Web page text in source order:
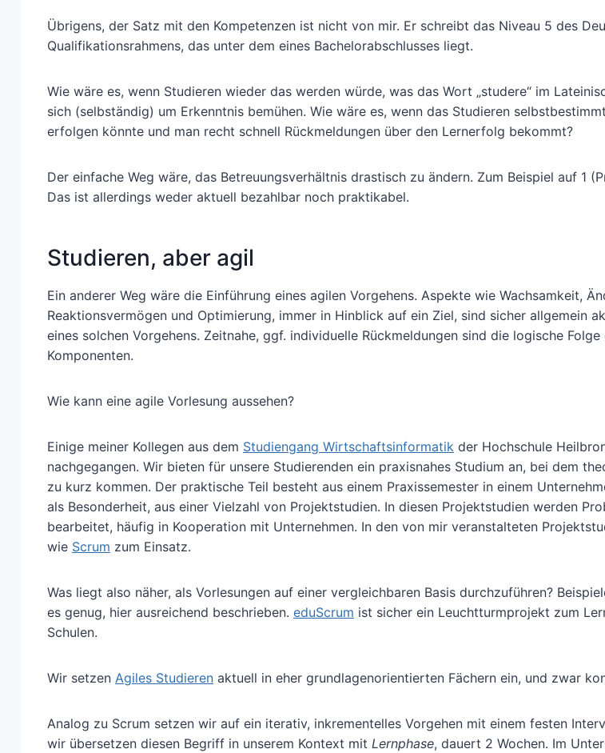
Übrigens, der Satz mit den Kompetenzen ist nicht von mir. Er schreibt das Niveau 5 des
Qualifikationsrahmens, das unter dem eines Bachelorabschlusses liegt.
Wie wäre es, wenn Studieren wieder das werden würde, was das Wort „studere“ im
sich (selbständig) um Erkenntnis bemühen. Wie wäre es, wenn das Studieren
erfolgen könnte und man recht schnell Rückmeldungen über den Lernerfolg bekommt?
Der einfache Weg wäre, das Betreuungsverhältnis drastisch zu ändern. Zum Beispiel auf 1
Das ist allerdings weder aktuell bezahlbar noch praktikabel.
Studieren, aber agil
Ein anderer Weg wäre die Einführung eines agilen Vorgehens. Aspekte wie Wachsamkeit,
Reaktionsvermögen und Optimierung, immer in Hinblick auf ein Ziel, sind sicher allgemein
eines solchen Vorgehens. Zeitnahe, ggf. individuelle Rückmeldungen sind die logische
Komponenten.
Wie kann eine agile Vorlesung aussehen?
Einige meiner Kollegen aus dem Studiengang Wirtschaftsinformatik der Hochschule
nachgegangen. Wir bieten für unsere Studierenden ein praxisnahes Studium an, bei dem
zu kurz kommen. Der praktische Teil besteht aus einem Praxissemester in einem
als Besonderheit, aus einer Vielzahl von Projektstudien. In diesen Projektstudien werden
bearbeitet, häufig in Kooperation mit Unternehmen. In den von mir veranstalteten
wie Scrum zum Einsatz.
Was liegt also näher, als Vorlesungen auf einer vergleichbaren Basis durchzuführen?
es genug, hier ausreichend beschrieben. eduScrum ist sicher ein Leuchtturmprojekt zum
Schulen.
Wir setzen Agiles Studieren aktuell in eher grundlagenorientierten Fächern ein, und zwar
Analog zu Scrum setzen wir auf ein iterativ, inkrementelles Vorgehen mit einem festen
wir übersetzen diesen Begriff in unserem Kontext mit Lernphase, dauert 2 Wochen. Im